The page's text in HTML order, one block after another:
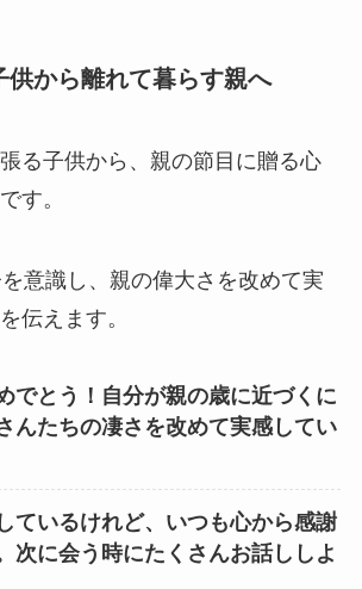
供から離れて暮らす親へ
る子供から、親の節目に贈る心
す。
意識し、親の偉大さを改めて実
伝えます。
でとう！自分が親の歳に近づくに
んたちの凄さを改めて実感してい
ているけれど、いつも心から感謝
次に会う時にたくさんお話ししよ